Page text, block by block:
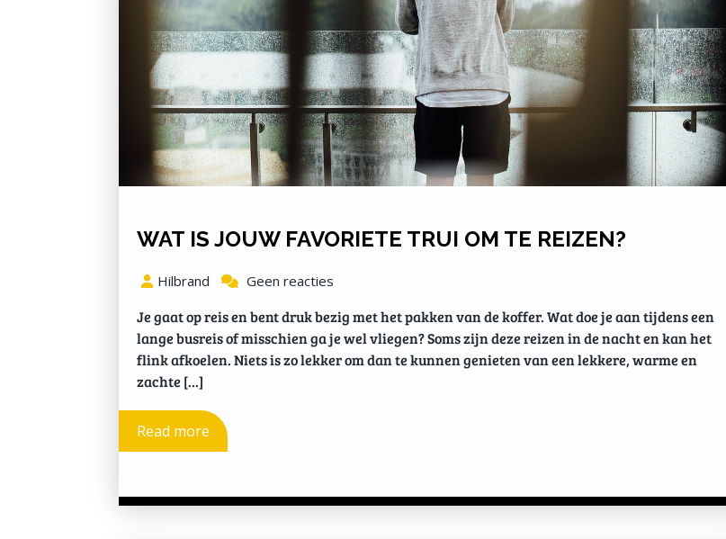
WAT IS JOUW FAVORIETE TRUI OM TE REIZEN?
Hilbrand Geen reacties
Je gaat op reis en bent druk bezig met het pakken van de koffer. Wat doe je aan tijdens een
lange busreis of misschien ga je wel vliegen? Soms zijn deze reizen in de nacht en kan het
flink afkoelen. Niets is zo lekker om dan te kunnen genieten van een lekkere, warme en
zachte […]
Read more